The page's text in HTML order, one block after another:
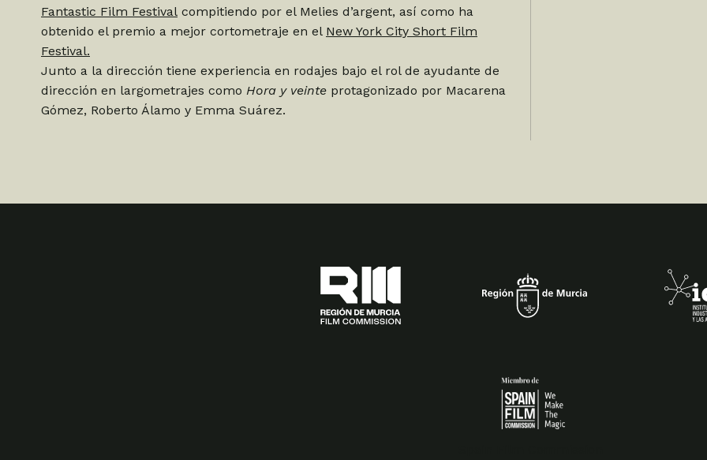
Fantastic Film Festival compitiendo por el Melies d’argent, así como ha
obtenido el premio a mejor cortometraje en el New York City Short Film
Festival.
Junto a la dirección tiene experiencia en rodajes bajo el rol de ayudante de
dirección en largometrajes como Hora y veinte protagonizado por Macarena
Gómez, Roberto Álamo y Emma Suárez.